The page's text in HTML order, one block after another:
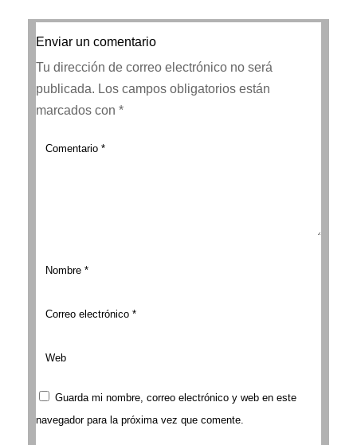
Enviar un comentario
Tu dirección de correo electrónico no será
publicada. Los campos obligatorios están
marcados con *
Guarda mi nombre, correo electrónico y web en este
navegador para la próxima vez que comente.